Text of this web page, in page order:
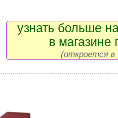
узнать больше
в магазине
(откроется в